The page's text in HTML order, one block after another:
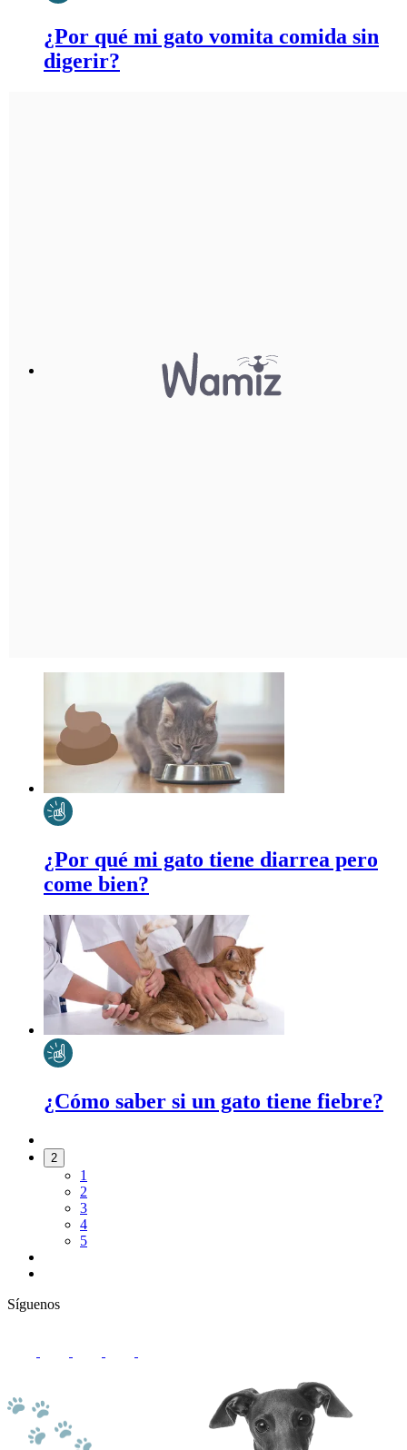
¿Por qué mi gato vomita comida sin
digerir?
¿Por qué mi gato tiene diarrea pero
come bien?
¿Cómo saber si un gato tiene fiebre?
2
1
2
3
4
5
Síguenos